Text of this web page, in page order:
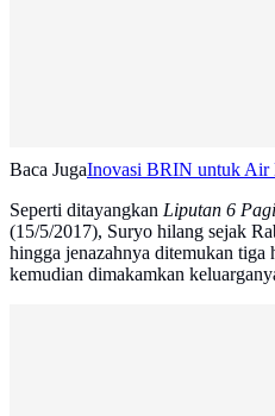
Baca JugaInovasi BRIN untuk Air
Seperti ditayangkan Liputan 6 Pagi
(15/5/2017), Suryo hilang sejak
hingga jenazahnya ditemukan tiga
kemudian dimakamkan